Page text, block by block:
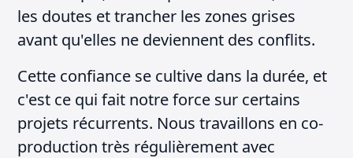
les doutes et trancher les zones grises
avant qu'elles ne deviennent des conflits.
Cette confiance se cultive dans la durée, et
c'est ce qui fait notre force sur certains
projets récurrents. Nous travaillons en co-
production très régulièrement avec